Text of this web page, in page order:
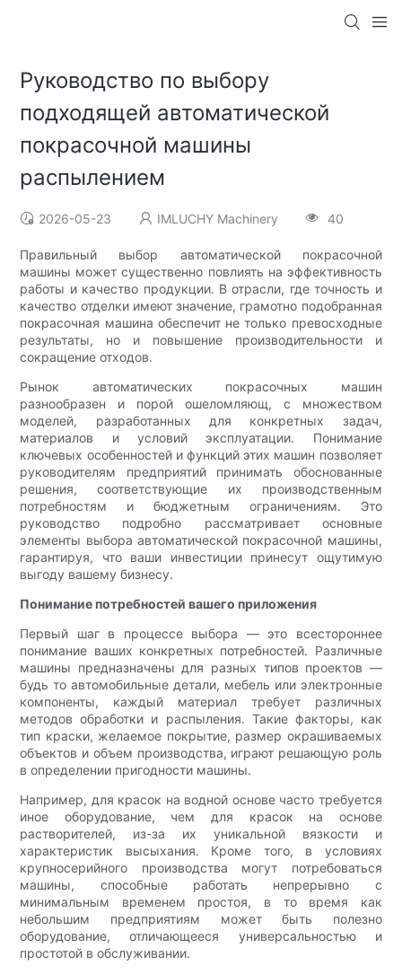
Руководство по выбору
подходящей автоматической
покрасочной машины
распылением
2026-05-23 IMLUCHY Machinery 40
Правильный выбор автоматической покрасочной
машины может существенно повлиять на эффективность
работы и качество продукции. В отрасли, где точность и
качество отделки имеют значение, грамотно подобранная
покрасочная машина обеспечит не только превосходные
результаты, но и повышение производительности и
сокращение отходов.
Рынок автоматических покрасочных машин
разнообразен и порой ошеломляющ, с множеством
моделей, разработанных для конкретных задач,
материалов и условий эксплуатации. Понимание
ключевых особенностей и функций этих машин позволяет
руководителям предприятий принимать обоснованные
решения, соответствующие их производственным
потребностям и бюджетным ограничениям. Это
руководство подробно рассматривает основные
элементы выбора автоматической покрасочной машины,
гарантируя, что ваши инвестиции принесут ощутимую
выгоду вашему бизнесу.
Понимание потребностей вашего приложения
Первый шаг в процессе выбора — это всестороннее
понимание ваших конкретных потребностей. Различные
машины предназначены для разных типов проектов —
будь то автомобильные детали, мебель или электронные
компоненты, каждый материал требует различных
методов обработки и распыления. Такие факторы, как
тип краски, желаемое покрытие, размер окрашиваемых
объектов и объем производства, играют решающую роль
в определении пригодности машины.
Например, для красок на водной основе часто требуется
иное оборудование, чем для красок на основе
растворителей, из-за их уникальной вязкости и
характеристик высыхания. Кроме того, в условиях
крупносерийного производства могут потребоваться
машины, способные работать непрерывно с
минимальным временем простоя, в то время как
небольшим предприятиям может быть полезно
оборудование, отличающееся универсальностью и
простотой в обслуживании.